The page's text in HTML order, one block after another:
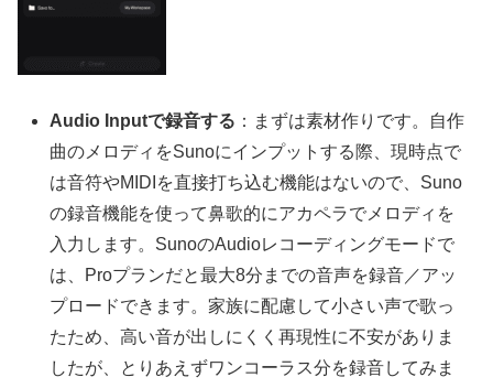
Audio Inputで録音する ：まずは素材作りです。自作
曲のメロディをSunoにインプットする際、現時点で
は音符やMIDIを直接打ち込む機能はないので、Suno
の録音機能を使って鼻歌的にアカペラでメロディを
入力します。SunoのAudioレコーディングモードで
は、Proプランだと最大8分までの音声を録音／アッ
プロードできます。家族に配慮して小さい声で歌っ
たため、高い音が出しにくく再現性に不安がありま
したが、とりあえずワンコーラス分を録音してみま